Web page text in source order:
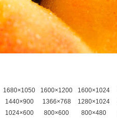
1680×1050 1600×1200 1600×1024
1440×900 1366×768 1280×1024
1024×600 800×600 800×480